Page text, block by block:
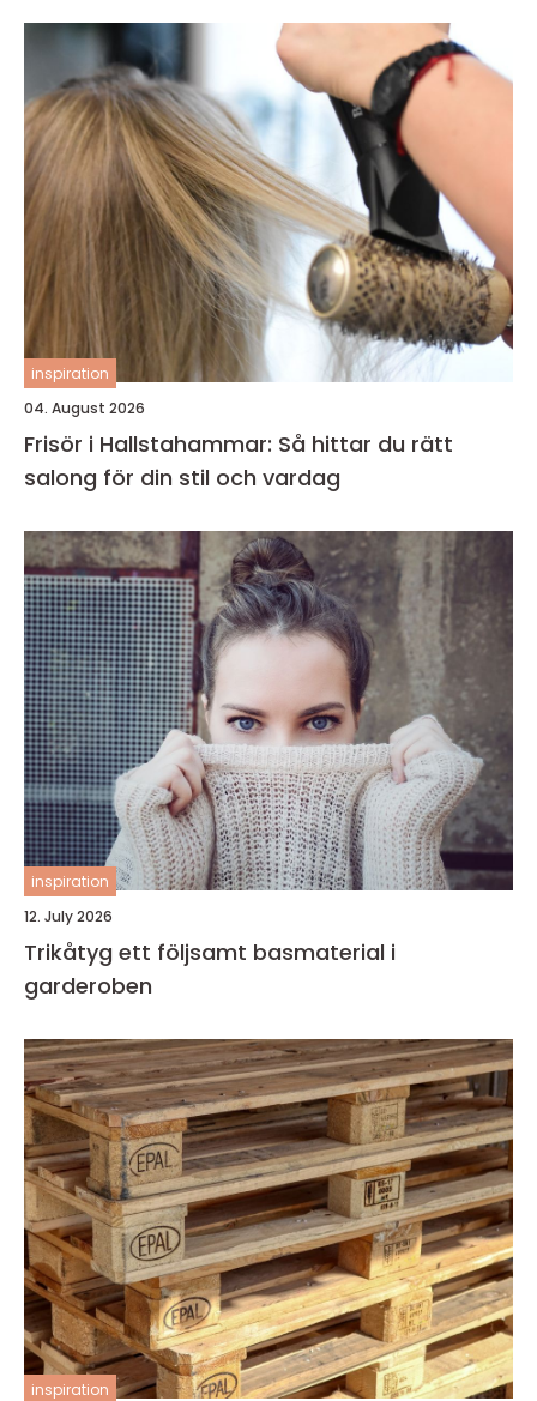
inspiration
04. August 2026
Frisör i Hallstahammar: Så hittar du rätt
salong för din stil och vardag
inspiration
12. July 2026
Trikåtyg ett följsamt basmaterial i
garderoben
inspiration